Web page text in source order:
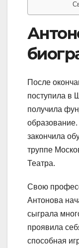
После
поступила в
получила
закончила
труппе
Театра.
Свою
Антонова
сыграла
проявила
способная